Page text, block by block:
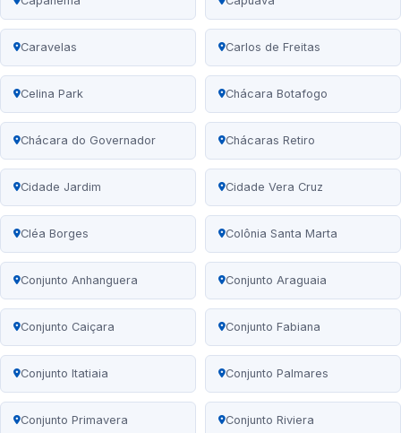
Caravelas Carlos de Freitas
Celina Park Chácara Botafogo
Chácara do Governador Chácaras Retiro
Cidade Jardim Cidade Vera Cruz
Cléa Borges Colônia Santa Marta
Conjunto Anhanguera Conjunto Araguaia
Conjunto Caiçara Conjunto Fabiana
Conjunto Itatiaia Conjunto Palmares
Conjunto Primavera Conjunto Riviera